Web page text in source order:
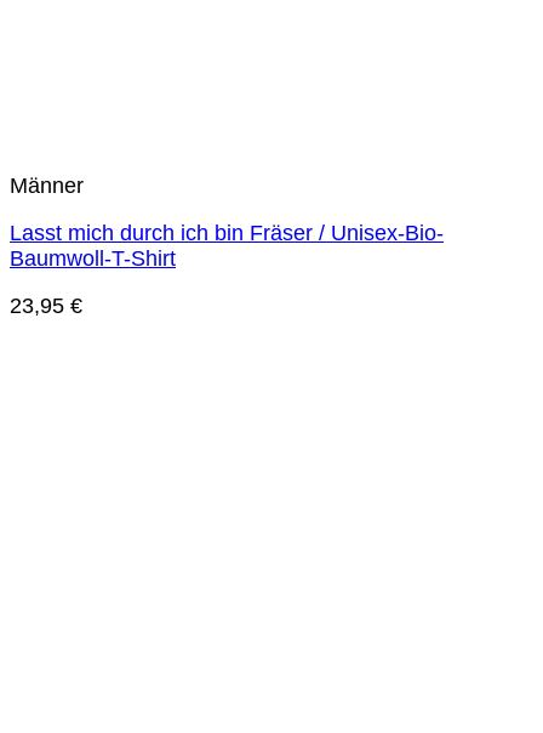
Männer
Lasst mich durch ich bin Fräser / Unisex-Bio-
Baumwoll-T-Shirt
23,95 €